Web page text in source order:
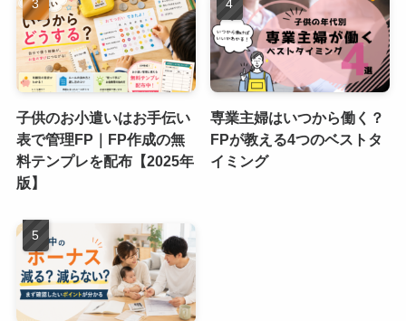
子供のお小遣いはお手伝い
表で管理FP｜FP作成の無
料テンプレを配布【2025年
版】
専業主婦はいつから働く？
FPが教える4つのベストタ
イミング